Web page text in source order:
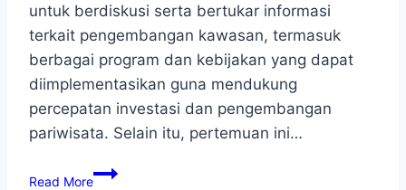
untuk berdiskusi serta bertukar informasi
terkait pengembangan kawasan, termasuk
berbagai program dan kebijakan yang dapat
diimplementasikan guna mendukung
percepatan investasi dan pengembangan
pariwisata. Selain itu, pertemuan ini…
Read More